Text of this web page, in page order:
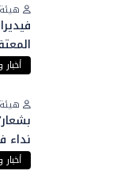
هيئة
الريف
هيئة
نداء